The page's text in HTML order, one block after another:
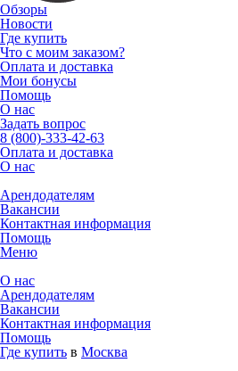
Обзоры
Новости
Где купить
Что с моим заказом?
Оплата и доставка
Мои бонусы
Помощь
О нас
Задать вопрос
8 (800)-333-42-63
Оплата и доставка
О нас
Арендодателям
Вакансии
Контактная информация
Помощь
Меню
О нас
Арендодателям
Вакансии
Контактная информация
Помощь
Где купить в Москва